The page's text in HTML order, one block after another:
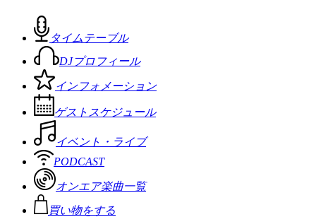
タイムテーブル
DJプロフィール
インフォメーション
ゲストスケジュール
イベント・ライブ
PODCAST
オンエア楽曲一覧
買い物をする